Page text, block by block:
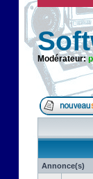
Modérateur:
Annonce(s)